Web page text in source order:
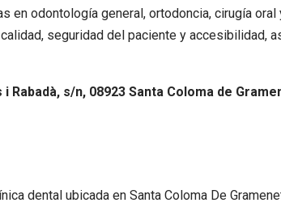
en odontología general, ortodoncia, cirugía
seguridad del paciente y accesibilidad,
s/n, 08923 Santa Coloma de
dental ubicada en Santa Coloma De